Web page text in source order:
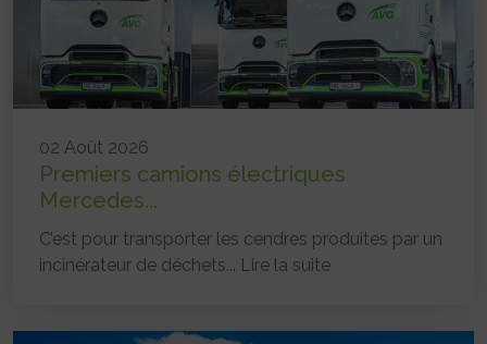
02 Août 2026
Premiers camions électriques
Mercedes...
C’est pour transporter les cendres produites par un
incinérateur de déchets... Lire la suite